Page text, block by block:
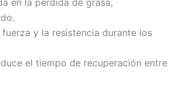
fuerza y la resistencia durante los
el tiempo de recuperación entre